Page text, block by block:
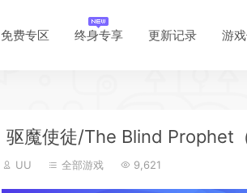
免费专区 终身专享 更新记录 游
驱魔使徒/The Blind Prophet（
UU 全部游戏 9,621